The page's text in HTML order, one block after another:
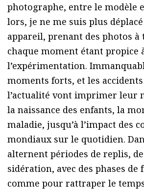
photographe, entre le modèle
lors, je ne me suis plus
appareil, prenant des photos
chaque moment étant propice
l’expérimentation.
moments forts, et les
l’actualité vont imprimer leur
la naissance des enfants, la
maladie, jusqu’à l’impact des
mondiaux sur le quotidien.
alternent périodes de replis,
sidération, avec des phases de
comme pour rattraper le